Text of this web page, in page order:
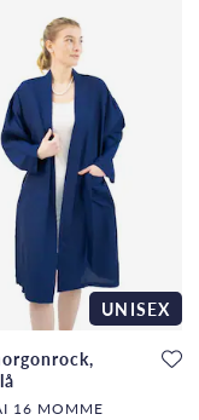
UNISEX
16 MOMME